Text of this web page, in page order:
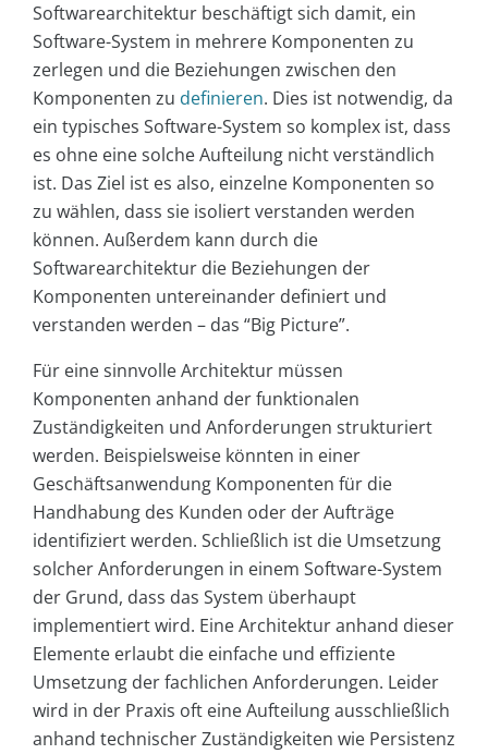
Softwarearchitektur beschäftigt sich damit, ein
Software-System in mehrere Komponenten zu
zerlegen und die Beziehungen zwischen den
Komponenten zu definieren. Dies ist notwendig, da
ein typisches Software-System so komplex ist, dass
es ohne eine solche Aufteilung nicht verständlich
ist. Das Ziel ist es also, einzelne Komponenten so
zu wählen, dass sie isoliert verstanden werden
können. Außerdem kann durch die
Softwarearchitektur die Beziehungen der
Komponenten untereinander definiert und
verstanden werden – das “Big Picture”.
Für eine sinnvolle Architektur müssen
Komponenten anhand der funktionalen
Zuständigkeiten und Anforderungen strukturiert
werden. Beispielsweise könnten in einer
Geschäftsanwendung Komponenten für die
Handhabung des Kunden oder der Aufträge
identifiziert werden. Schließlich ist die Umsetzung
solcher Anforderungen in einem Software-System
der Grund, dass das System überhaupt
implementiert wird. Eine Architektur anhand dieser
Elemente erlaubt die einfache und effiziente
Umsetzung der fachlichen Anforderungen. Leider
wird in der Praxis oft eine Aufteilung ausschließlich
anhand technischer Zuständigkeiten wie Persistenz